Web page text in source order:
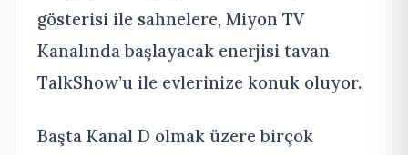
gösterisi ile sahnelere, Miyon TV
Kanalında başlayacak enerjisi tavan
TalkShow’u ile evlerinize konuk oluyor.
Başta Kanal D olmak üzere birçok